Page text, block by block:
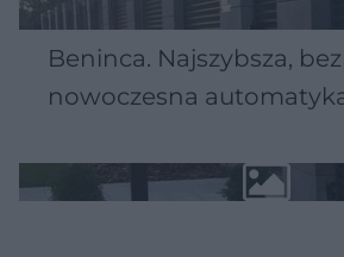
Beninca. Najszybsza,
nowoczesna